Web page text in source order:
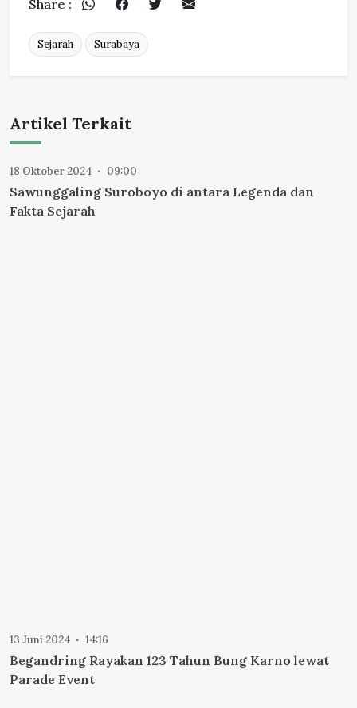
Share :
Sejarah Surabaya
Artikel Terkait
18 Oktober 2024 09:00
Sawunggaling Suroboyo di antara Legenda dan
Fakta Sejarah
13 Juni 2024 14:16
Begandring Rayakan 123 Tahun Bung Karno lewat
Parade Event